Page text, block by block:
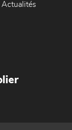
Actualités